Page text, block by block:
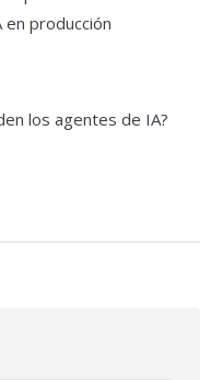
producción
los agentes de IA?